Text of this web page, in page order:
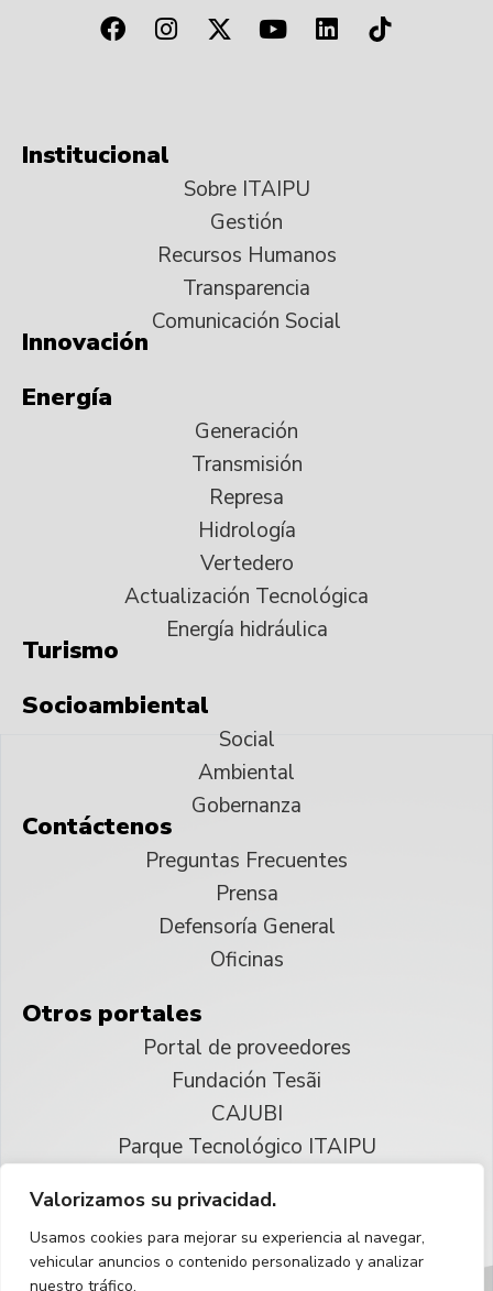
Valorizamos su privacidad.
Usamos cookies para mejorar su experiencia al navegar,
vehicular anuncios o contenido personalizado y analizar
nuestro tráfico.
Institucional
Sobre ITAIPU
Gestión
Recursos Humanos
Transparencia
Comunicación Social
Innovación
Energía
Generación
Transmisión
Represa
Hidrología
Vertedero
Actualización Tecnológica
Energía hidráulica
Turismo
Socioambiental
Social
Ambiental
Gobernanza
Contáctenos
Preguntas Frecuentes
Prensa
Defensoría General
Oficinas
Otros portales
Portal de proveedores
Fundación Tesãi
CAJUBI
Parque Tecnológico ITAIPU
Reservados todos los derechos